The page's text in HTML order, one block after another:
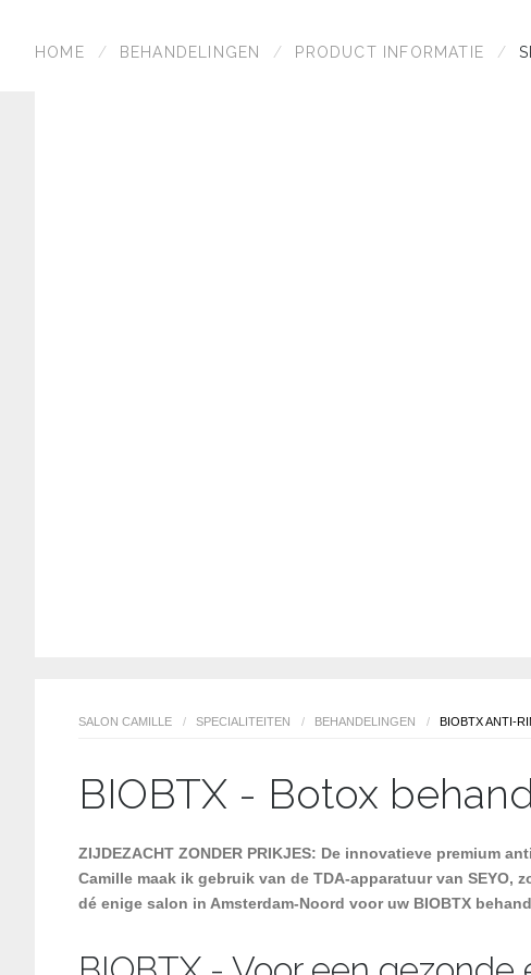
HOME BEHANDELINGEN PRODUCT INFORMATIE
SALON CAMILLE / SPECIALITEITEN / BEHANDELINGEN / BIOBTX ANTI-
BIOBTX - Botox
ZIJDEZACHT ZONDER PRIKJES: De innovatieve premium
Camille maak ik gebruik van de TDA-apparatuur van
dé enige salon in Amsterdam-Noord voor uw BIOBTX